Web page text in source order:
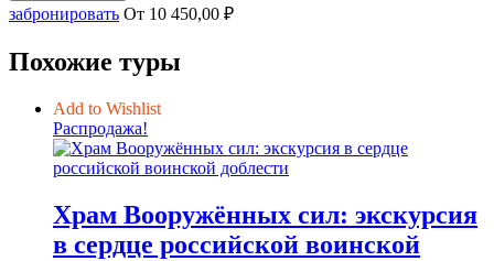
забронировать От 10 450,00 ₽
Похожие туры
Add to Wishlist
Распродажа!
Храм Вооружённых сил: экскурсия
в сердце российской воинской